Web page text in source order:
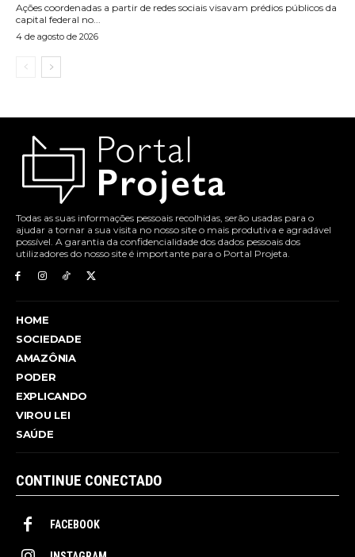
Ações coordenadas a partir de redes sociais visavam prédios públicos da
capital federal no...
4 de agosto de 2026
Todas as suas informações pessoais recolhidas, serão usadas para o
ajudar a tornar a sua visita no nosso site o mais produtiva e agradável
possível. A garantia da confidencialidade dos dados pessoais dos
utilizadores do nosso site é importante para o Portal Projeta.
HOME
SOCIEDADE
AMAZÔNIA
PODER
EXPLICANDO
VIROU LEI
SAÚDE
CONTINUE CONECTADO
FACEBOOK